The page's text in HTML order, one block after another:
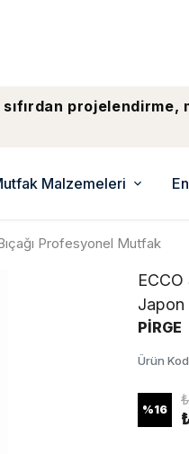
projelendirme,
Malzemeleri
Profesyonel Mutfak
ECCO
Japon
PİRGE
Ürün
%16